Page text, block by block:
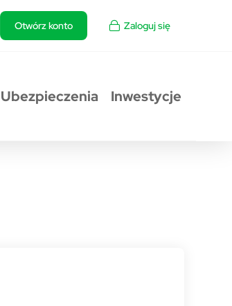
Otwórz konto Zaloguj się
Ubezpieczenia Inwestycje